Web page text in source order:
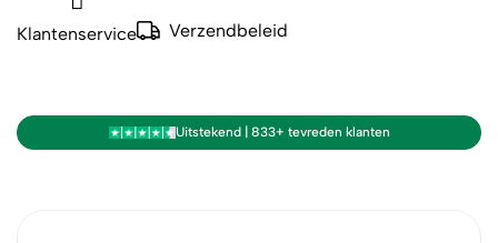
Klantenservice Verzendbeleid
Uitstekend | 833+ tevreden klanten